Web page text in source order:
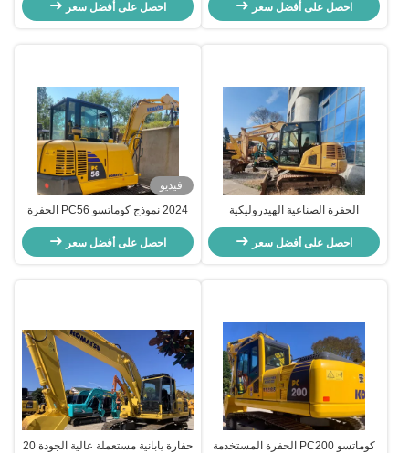
دلو و 2.6/4.1km/h سرعة المشياحصل على أفضل سعر
احصل على أفضل سعر
الحفرة الصناعية الهيدروليكية
المستخدمة الحفرة المصغرة كوماتسو
70 6500 كيلوغرام
احصل على أفضل سعر
فيديو
2024 نموذج كوماتسو PC56 الحفرة
المستخدمة مع 5300kg الوزن العامل
و 0.055 - 0.22m3 سعة دلواحصل على أفضل سعر
كوماتسو PC200 الحفرة المستخدمة
حفارة يابانية مستعملة عالية الجودة 20